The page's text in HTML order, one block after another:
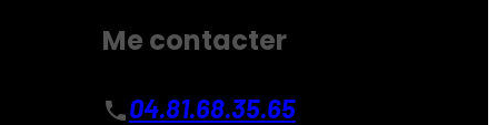
Me contacter
phone04.81.68.35.65